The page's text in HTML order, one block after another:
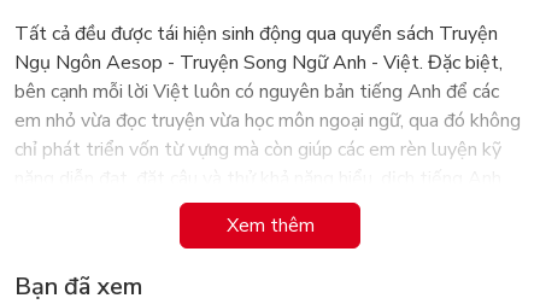
Tất cả đều được tái hiện sinh động qua quyển sách Truyện
Ngụ Ngôn Aesop - Truyện Song Ngữ Anh - Việt. Đặc biệt,
bên cạnh mỗi lời Việt luôn có nguyên bản tiếng Anh để các
em nhỏ vừa đọc truyện vừa học môn ngoại ngữ, qua đó không
chỉ phát triển vốn từ vựng mà còn giúp các em rèn luyện kỹ
Xem thêm
Bạn đã xem